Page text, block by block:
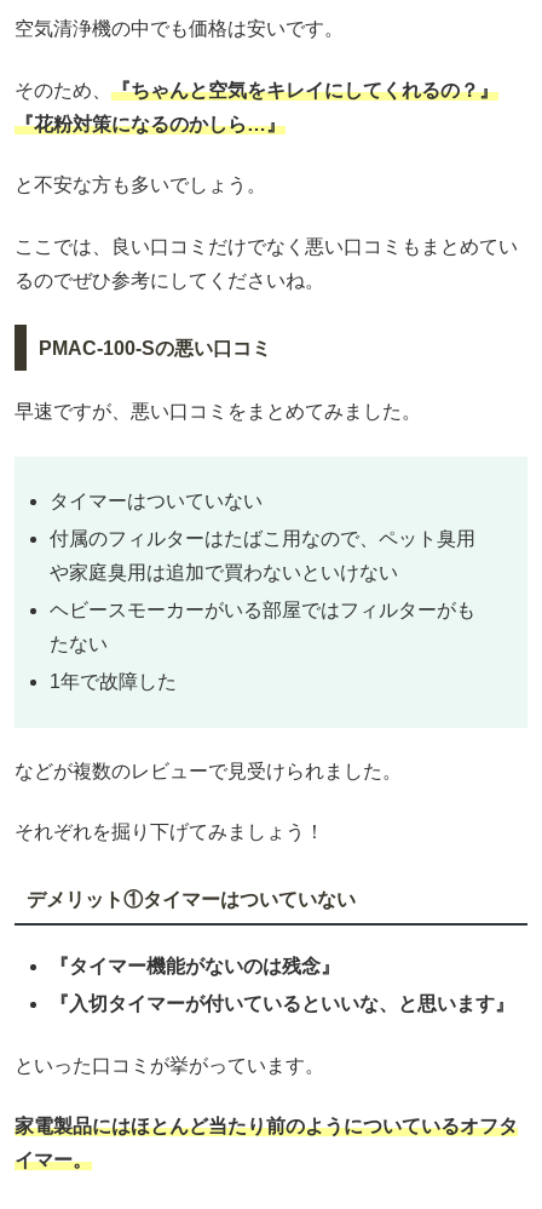
空気清浄機の中でも価格は安いです。
そのため、 『ちゃんと空気をキレイにしてくれるの？』
『花粉対策になるのかしら…』
と不安な方も多いでしょう。
ここでは、良い口コミだけでなく悪い口コミもまとめてい
るのでぜひ参考にしてくださいね。
PMAC-100-Sの悪い口コミ
早速ですが、悪い口コミをまとめてみました。
タイマーはついていない
付属のフィルターはたばこ用なので、ペット臭用
や家庭臭用は追加で買わないといけない
ヘビースモーカーがいる部屋ではフィルターがも
たない
1年で故障した
などが複数のレビューで見受けられました。
それぞれを掘り下げてみましょう！
デメリット①タイマーはついていない
『タイマー機能がないのは残念』
『入切タイマーが付いているといいな、と思います』
といった口コミが挙がっています。
家電製品にはほとんど当たり前のようについているオフタ
イマー。